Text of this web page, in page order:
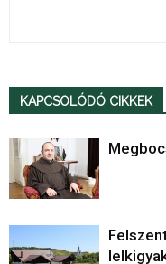
KAPCSOLÓDÓ CIKKEK